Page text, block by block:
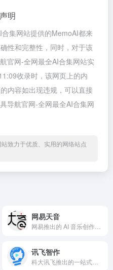
明
集网站提供的MemoAI都来
性和完整性，同时，对于该
官网-全网最全AI合集网站实
收录时，该网页上的内
内容如出现违规，可以直接
导航官网-全网最全AI合集网
致力于优质、实用的网络站点
网易天音
讯飞智作